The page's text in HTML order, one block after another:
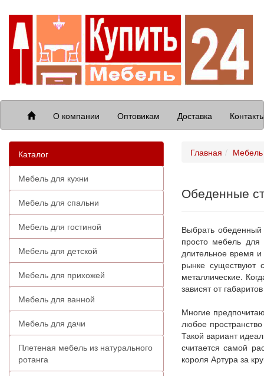
О компании Оптовикам Доставка
Каталог
Мебель для кухни
Мебель для спальни
Мебель для гостиной
Мебель для детской
Мебель для прихожей
Мебель для ванной
Мебель для дачи
Плетеная мебель из натурального
ротанга
Главная Мебель
Обеденные
Выбрать обеденный
просто мебель
длительное время
рынке существуют
металлические.
зависят от
Многие
любое
Такой вариант
считается самой
короля Артура за